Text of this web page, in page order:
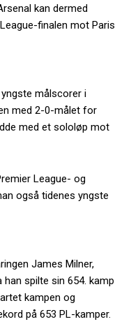
kan dermed
finalen mot Paris
målscorer i
med 2-0-målet for
med et sololøp mot
League- og
også tidenes yngste
James Milner,
spilte sin 654. kamp
kampen og
på 653 PL-kamper.